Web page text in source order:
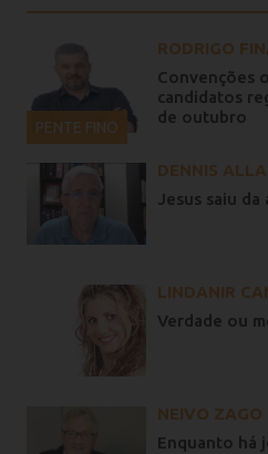
PENTE FINO
RODRIGO
Convenções
candidatos
de outubro
DENNIS
Jesus saiu da
LINDANIR
Verdade ou
NEIVO ZAGO
Enquanto há